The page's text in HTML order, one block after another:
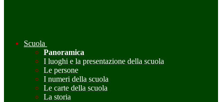
Scuola
Panoramica
I luoghi e la presentazione della scuola
Le persone
I numeri della scuola
Le carte della scuola
La storia